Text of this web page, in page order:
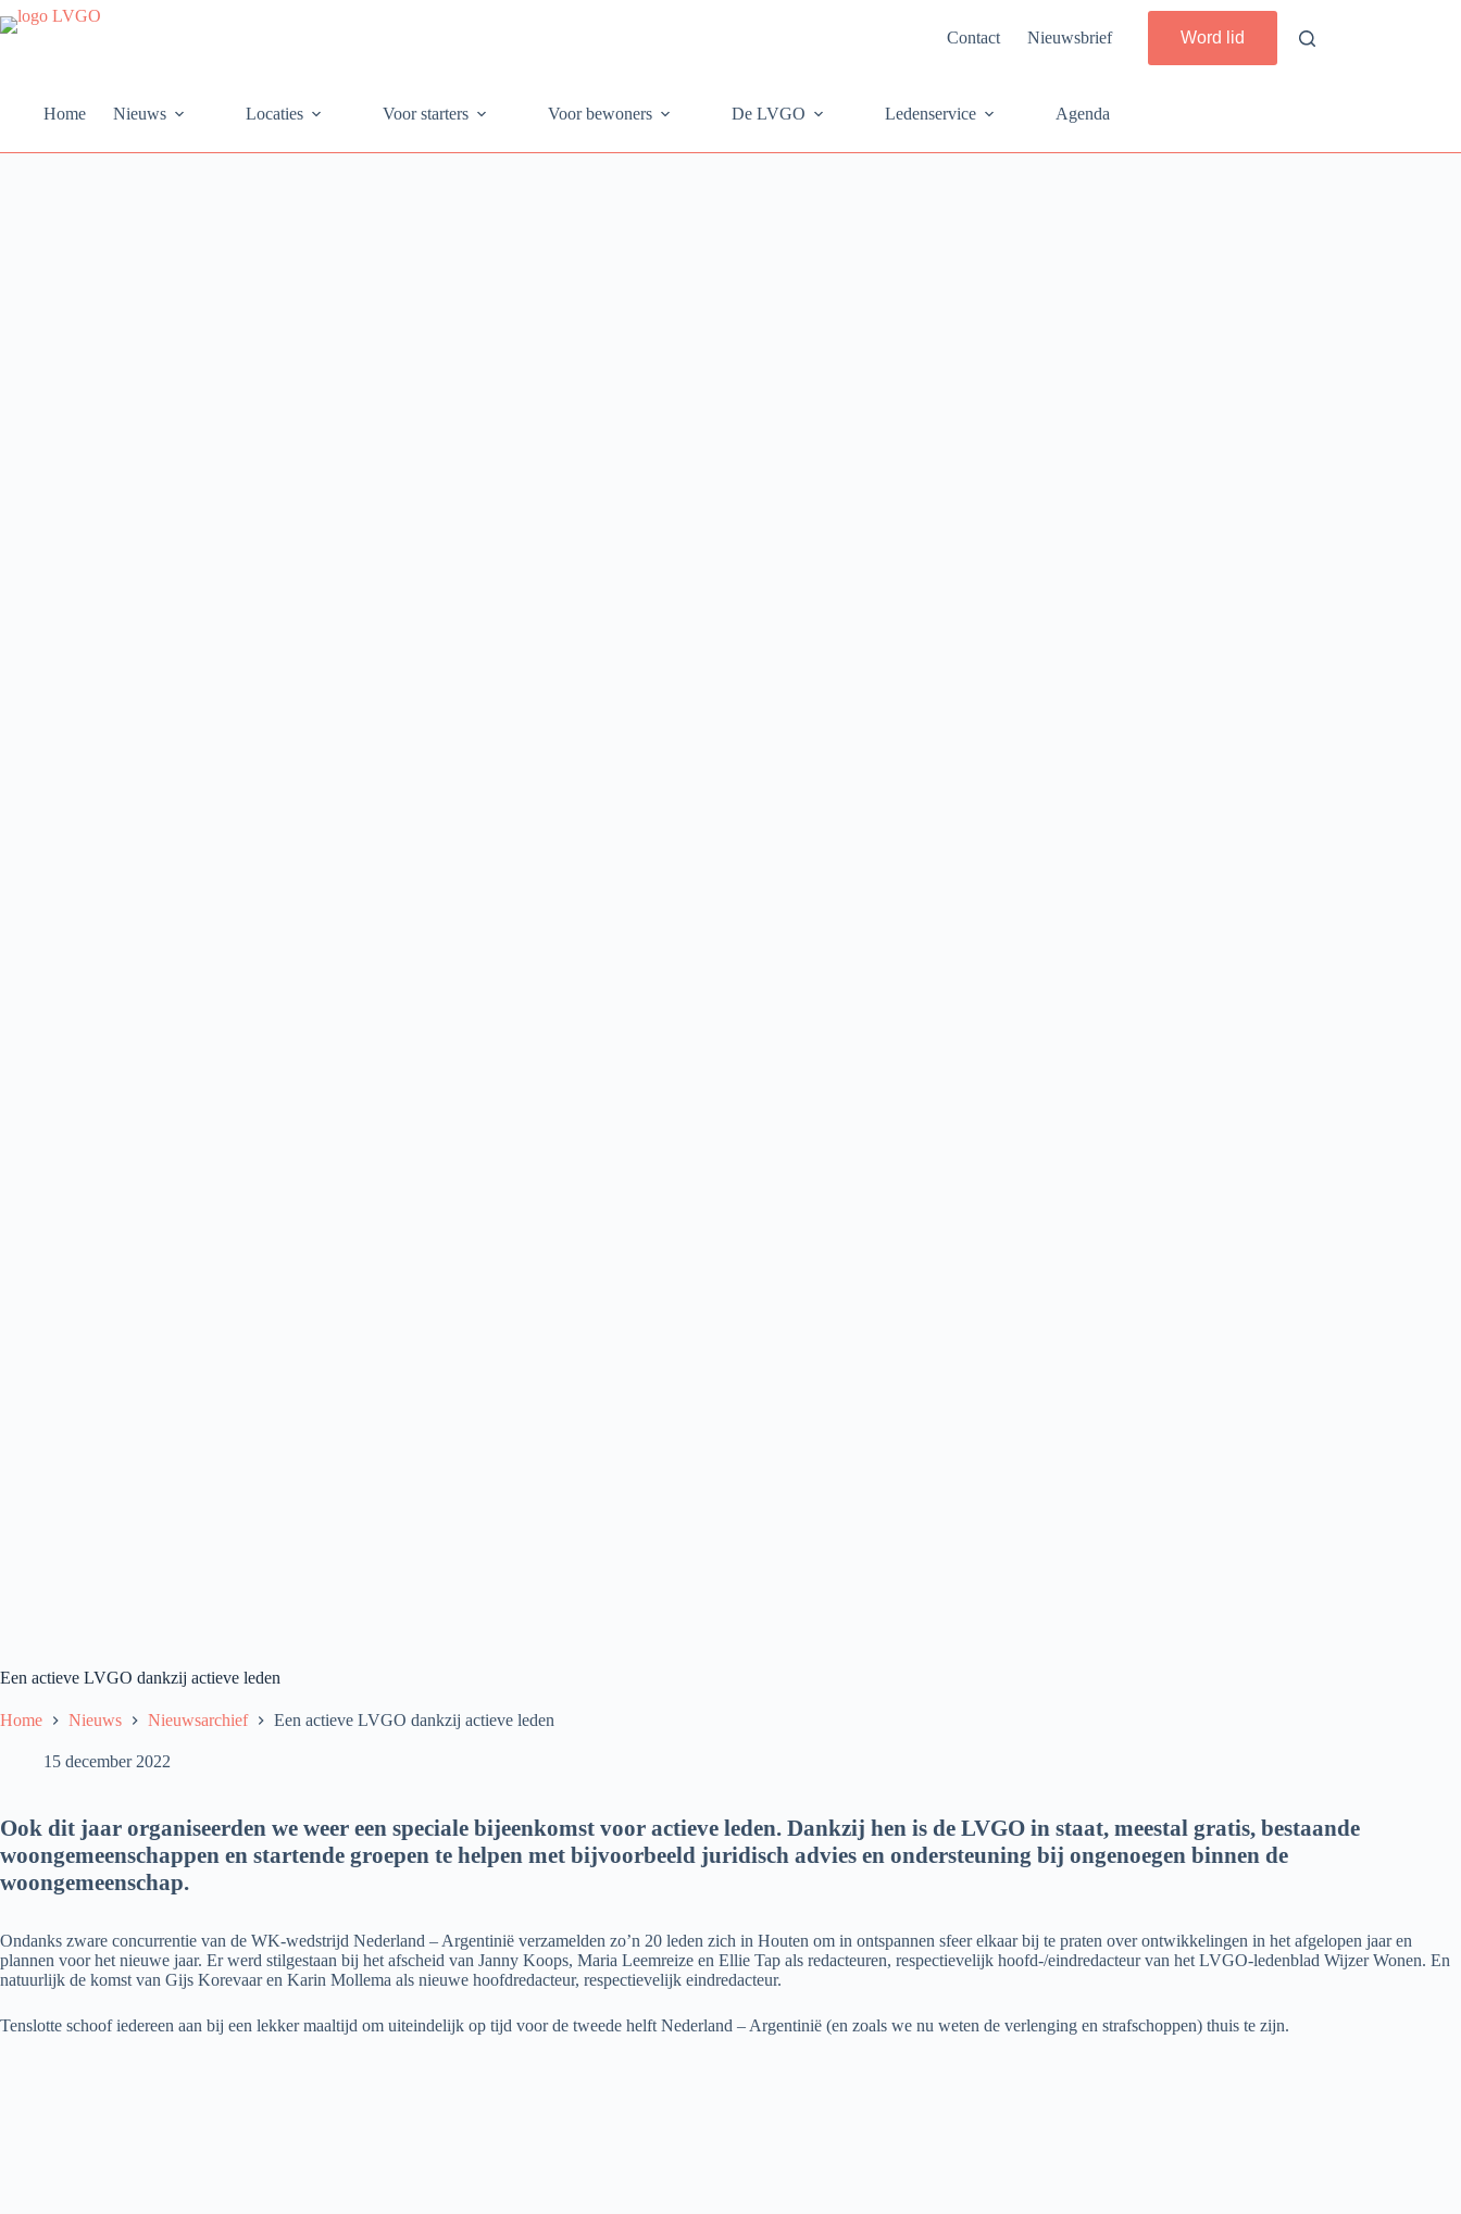
Ga
naar
Contact Nieuwsbrief Word lid
Home Nieuws Locaties Voor starters Voor bewoners De LVGO Ledenservice Agenda
Een actieve LVGO dankzij actieve leden
Home Nieuws Nieuwsarchief Een actieve LVGO dankzij actieve leden
15 december 2022
Ook dit jaar organiseerden we weer een speciale bijeenkomst voor actieve leden. Dankzij hen is de LVGO in staat, meestal gratis, bestaande
woongemeenschappen en startende groepen te helpen met bijvoorbeeld juridisch advies en ondersteuning bij ongenoegen binnen de
woongemeenschap.
Ondanks zware concurrentie van de WK-wedstrijd Nederland – Argentinië verzamelden zo’n 20 leden zich in Houten om in ontspannen sfeer elkaar bij te praten over ontwikkelingen in het afgelopen jaar en
plannen voor het nieuwe jaar. Er werd stilgestaan bij het afscheid van Janny Koops, Maria Leemreize en Ellie Tap als redacteuren, respectievelijk hoofd-/eindredacteur van het LVGO-ledenblad Wijzer Wonen. En
natuurlijk de komst van Gijs Korevaar en Karin Mollema als nieuwe hoofdredacteur, respectievelijk eindredacteur.
Tenslotte schoof iedereen aan bij een lekker maaltijd om uiteindelijk op tijd voor de tweede helft Nederland – Argentinië (en zoals we nu weten de verlenging en strafschoppen) thuis te zijn.